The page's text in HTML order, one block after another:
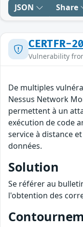
JSON Share
CERTFR-
Vulnerability
De multiples
Nessus Network
permettent à un
exécution de code
service à distance
données.
Solution
Se référer au
l'obtention des